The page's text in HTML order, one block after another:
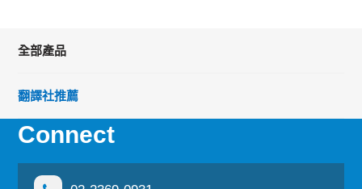
全部產品
翻譯社推薦
Connect